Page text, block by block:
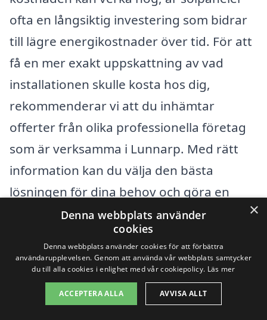
ofta en långsiktig investering som bidrar
till lägre energikostnader över tid. För att
få en mer exakt uppskattning av vad
installationen skulle kosta hos dig,
rekommenderar vi att du inhämtar
offerter från olika professionella företag
som är verksamma i Lunnarp. Med rätt
information kan du välja den bästa
lösningen för dina behov och göra en
hållbar investering i din fastighet.
Få 3 erbjudanden, gratis och utan
×
Denna webbplats använder
cookies
Denna webbplats använder cookies för att förbättra
användarupplevelsen. Genom att använda vår webbplats samtycker
du till alla cookies i enlighet med vår cookiepolicy. Läs mer
ACCEPTERA ALLA AVVISA ALLT